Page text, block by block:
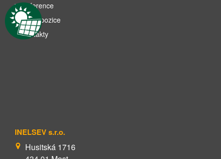
Reference
Volné pozice
Kontakty
INELSEV s.r.o.
Husitská 1716